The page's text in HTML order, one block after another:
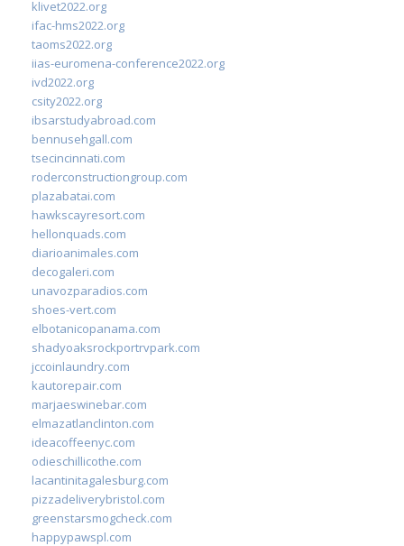
klivet2022.org
ifac-hms2022.org
taoms2022.org
iias-euromena-conference2022.org
ivd2022.org
csity2022.org
ibsarstudyabroad.com
bennusehgall.com
tsecincinnati.com
roderconstructiongroup.com
plazabatai.com
hawkscayresort.com
hellonquads.com
diarioanimales.com
decogaleri.com
unavozparadios.com
shoes-vert.com
elbotanicopanama.com
shadyoaksrockportrvpark.com
jccoinlaundry.com
kautorepair.com
marjaeswinebar.com
elmazatlanclinton.com
ideacoffeenyc.com
odieschillicothe.com
lacantinitagalesburg.com
pizzadeliverybristol.com
greenstarsmogcheck.com
happypawspl.com